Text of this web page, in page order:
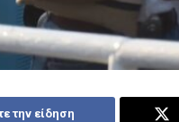
την είδηση